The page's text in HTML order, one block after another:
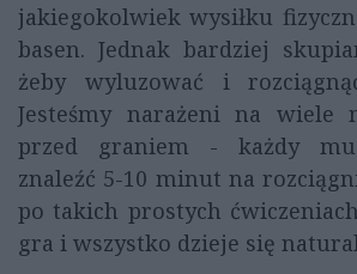
jakiegokolwiek wysiłku
basen. Jednak bardziej
żeby wyluzować i
Jesteśmy narażeni na wiele
przed graniem - każdy
znaleźć 5-10 minut na
po takich prostych
gra i wszystko dzieje się